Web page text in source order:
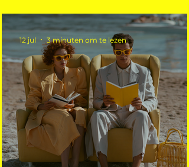
12 jul 3 minuten om te lezen